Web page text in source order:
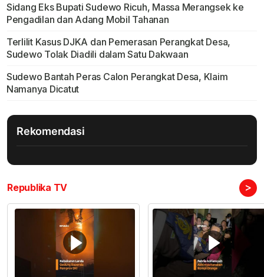
Sidang Eks Bupati Sudewo Ricuh, Massa Merangsek ke
Pengadilan dan Adang Mobil Tahanan
Terlilit Kasus DJKA dan Pemerasan Perangkat Desa,
Sudewo Tolak Diadili dalam Satu Dakwaan
Sudewo Bantah Peras Calon Perangkat Desa, Klaim
Namanya Dicatut
Rekomendasi
Republika TV >